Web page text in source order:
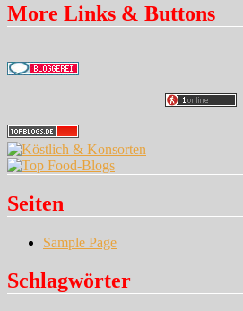
More Links & Buttons
Seiten
Sample Page
Schlagwörter